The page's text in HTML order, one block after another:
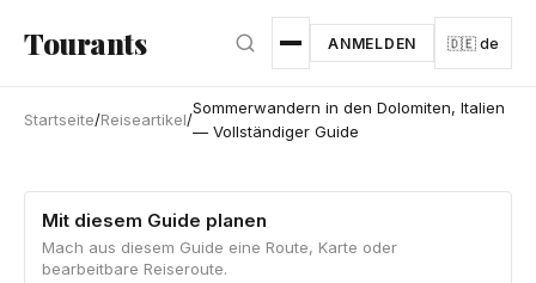
Tourants ANMELDEN 🇩🇪 de
Startseite/Reiseartikel/
Sommerwandern in den Dolomiten, Italien
— Vollständiger Guide
Mit diesem Guide planen
Mach aus diesem Guide eine Route, Karte oder
bearbeitbare Reiseroute.